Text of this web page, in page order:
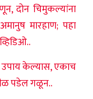
दोन चिमुकल्यांना
मारहाण; पहा
केल्यास, एकाच
पडेल गळून..